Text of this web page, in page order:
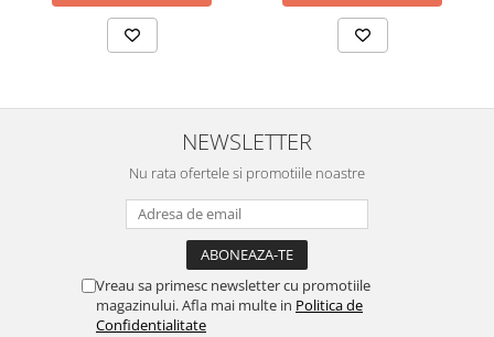
NEWSLETTER
Nu rata ofertele si promotiile noastre
Vreau sa primesc newsletter cu promotiile
magazinului. Afla mai multe in Politica de
Confidentialitate